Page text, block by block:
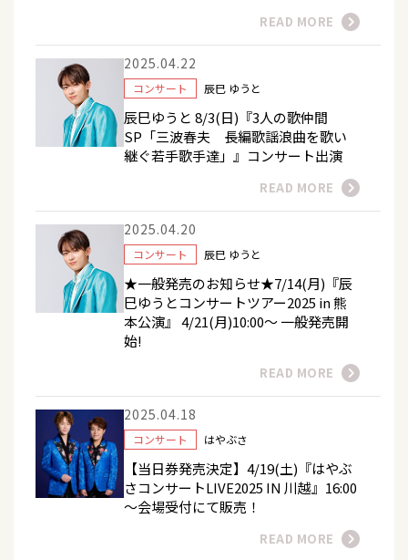
READ MORE
2025.04.22
コンサート 辰巳 ゆうと
辰巳ゆうと 8/3(日)『3人の歌仲間
SP「三波春夫 長編歌謡浪曲を歌い
継ぐ若手歌手達」』コンサート出演
READ MORE
2025.04.20
コンサート 辰巳 ゆうと
★一般発売のお知らせ★7/14(月)『辰
巳ゆうとコンサートツアー2025 in 熊
本公演』 4/21(月)10:00～ 一般発売開
始!
READ MORE
2025.04.18
コンサート はやぶさ
【当日券発売決定】4/19(土)『はやぶ
さコンサートLIVE2025 IN 川越』16:00
～会場受付にて販売！
READ MORE